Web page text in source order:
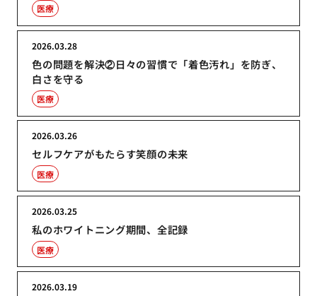
医療
色の問題を解決②日々の習慣で「着色汚れ」を防ぎ、
白さを守る
2026.03.28
医療
セルフケアがもたらす笑顔の未来
2026.03.26
医療
私のホワイトニング期間、全記録
2026.03.25
医療
2026.03.19